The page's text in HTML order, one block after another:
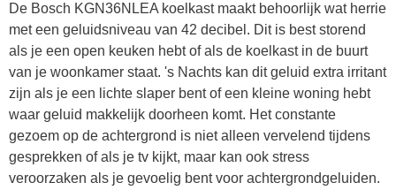
De Bosch KGN36NLEA koelkast maakt behoorlijk wat herrie
met een geluidsniveau van 42 decibel. Dit is best storend
als je een open keuken hebt of als de koelkast in de buurt
van je woonkamer staat. 's Nachts kan dit geluid extra irritant
zijn als je een lichte slaper bent of een kleine woning hebt
waar geluid makkelijk doorheen komt. Het constante
gezoem op de achtergrond is niet alleen vervelend tijdens
gesprekken of als je tv kijkt, maar kan ook stress
veroorzaken als je gevoelig bent voor achtergrondgeluiden.